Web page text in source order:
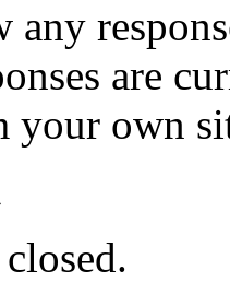
any
are
your own